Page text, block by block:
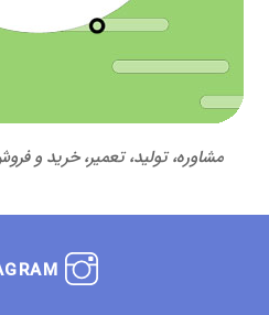
مشاوره، تولید، تعمیر، خرید و